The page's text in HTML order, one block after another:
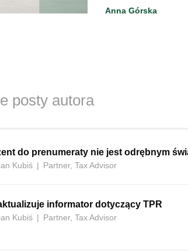
Anna Górska
posty autora
do prenumeraty nie jest odrębnym
Kubiś | Partner, Tax Advisor
informator dotyczący TPR
Kubiś | Partner, Tax Advisor